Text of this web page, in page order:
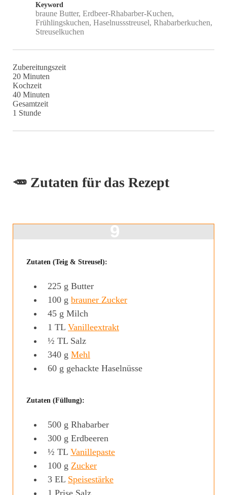
Keyword
braune Butter, Erdbeer-Rhabarber-Kuchen,
Frühlingskuchen, Haselnussstreusel, Rhabarberkuchen,
Streuselkuchen
Zubereitungszeit
20Minuten
Minuten
Kochzeit
40Minuten
Minuten
Gesamtzeit
1 Stunde
Stunde
🥕 Zutaten für das Rezept
Zutaten (Teig & Streusel):
225 g Butter
100 g brauner Zucker
45 g Milch
1 TL Vanilleextrakt
½ TL Salz
340 g Mehl
60 g gehackte Haselnüsse
Zutaten (Füllung):
500 g Rhabarber
300 g Erdbeeren
½ TL Vanillepaste
100 g Zucker
3 EL Speisestärke
1 Prise Salz